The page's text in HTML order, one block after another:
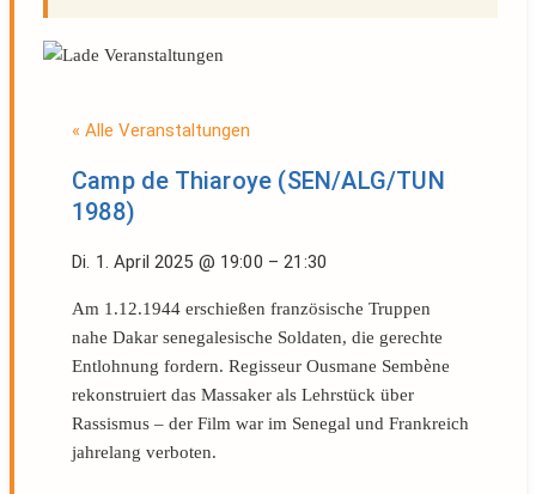
« Alle Veranstaltungen
Camp de Thiaroye (SEN/ALG/TUN
1988)
Di. 1. April 2025 @ 19:00 –21:30
Am 1.12.1944 erschießen französische Truppen
nahe Dakar senegalesische Soldaten, die gerechte
Entlohnung fordern. Regisseur Ousmane Sembène
rekonstruiert das Massaker als Lehrstück über
Rassismus – der Film war im Senegal und Frankreich
jahrelang verboten.